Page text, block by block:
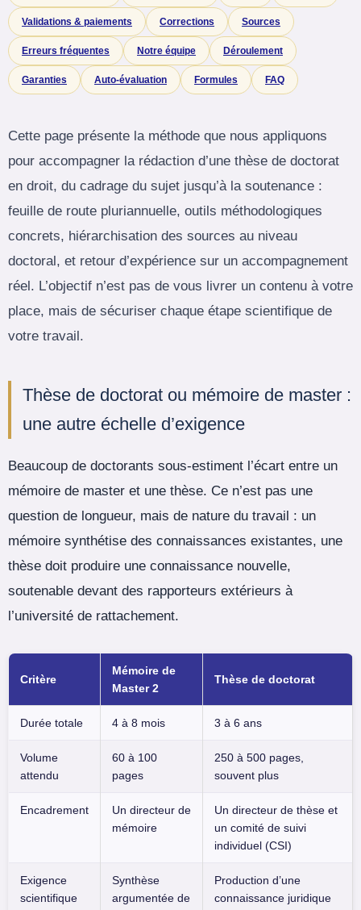
Validations & paiements Corrections Sources
Erreurs fréquentes Notre équipe Déroulement
Garanties Auto-évaluation Formules FAQ
Cette page présente la méthode que nous appliquons
pour accompagner la rédaction d’une thèse de doctorat
en droit, du cadrage du sujet jusqu’à la soutenance :
feuille de route pluriannuelle, outils méthodologiques
concrets, hiérarchisation des sources au niveau
doctoral, et retour d’expérience sur un accompagnement
réel. L’objectif n’est pas de vous livrer un contenu à votre
place, mais de sécuriser chaque étape scientifique de
votre travail.
Thèse de doctorat ou mémoire de master :
une autre échelle d’exigence
Beaucoup de doctorants sous-estiment l’écart entre un
mémoire de master et une thèse. Ce n’est pas une
question de longueur, mais de nature du travail : un
mémoire synthétise des connaissances existantes, une
thèse doit produire une connaissance nouvelle,
soutenable devant des rapporteurs extérieurs à
l’université de rattachement.
Critère
Mémoire de
Master 2
Thèse de doctorat
Durée totale 4 à 8 mois 3 à 6 ans
Volume
attendu
60 à 100
pages
250 à 500 pages,
souvent plus
Encadrement
Un directeur de
mémoire
Un directeur de thèse et
un comité de suivi
individuel (CSI)
Exigence
scientifique
Synthèse
argumentée de
Production d’une
connaissance juridique